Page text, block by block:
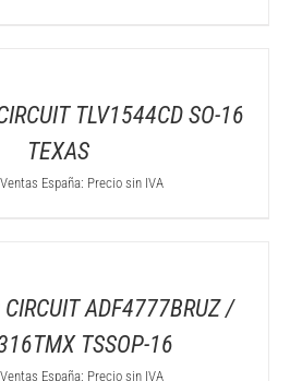
TLV1544CD SO-16
TEXAS
Ventas España: Precio sin IVA
CIRCUIT ADF4777BRUZ /
TSSOP-16
Ventas España: Precio sin IVA